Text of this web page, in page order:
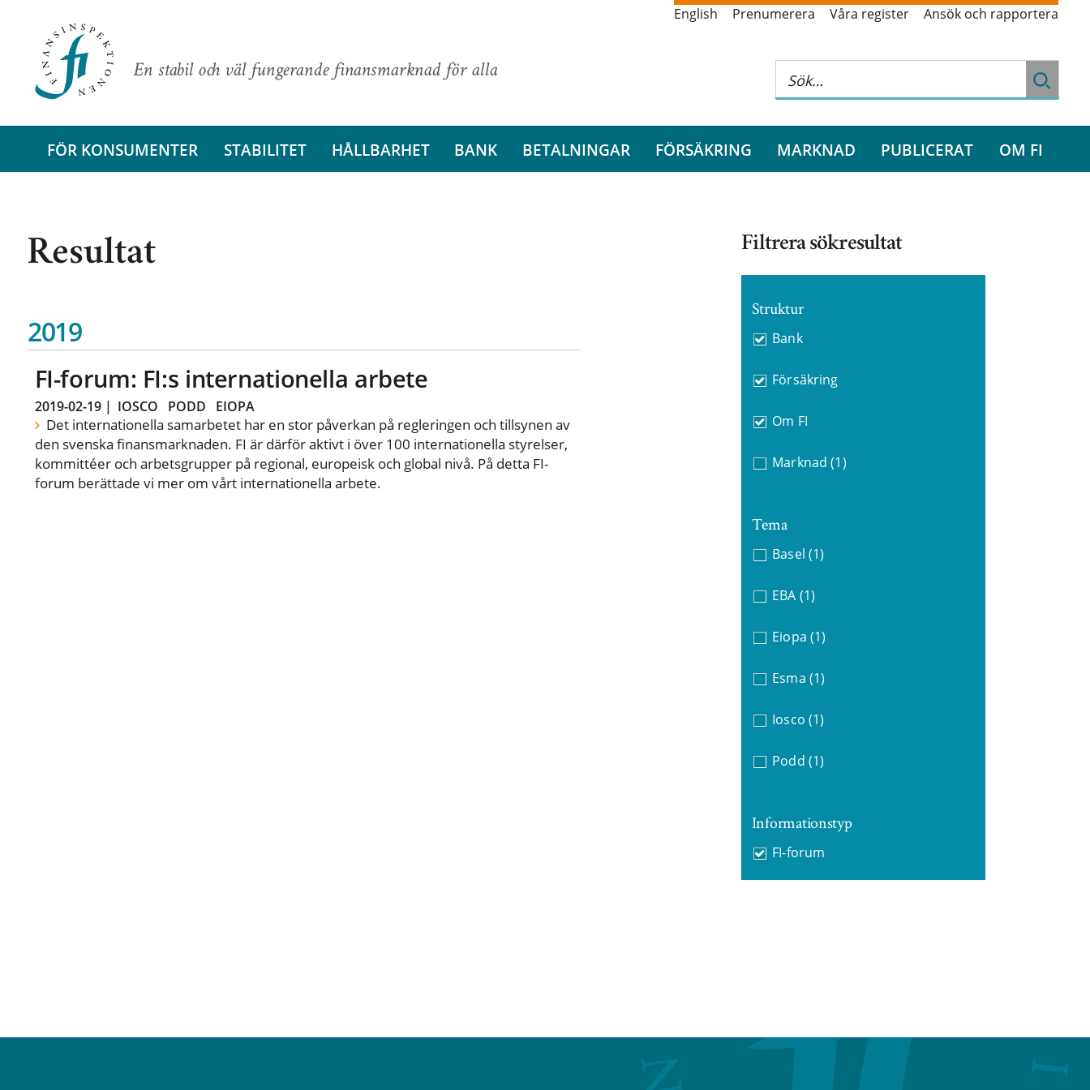
En stabil och väl fungerande finansmarknad för alla
English Prenumerera Våra register Ansök och rapportera
FÖR KONSUMENTER STABILITET HÅLLBARHET BANK BETALNINGAR FÖRSÄKRING MARKNAD PUBLICERAT OM FI
Resultat
2019
FI-forum: FI:s internationella arbete
2019-02-19| IOSCO PODD EIOPA
Det internationella samarbetet har en stor påverkan på regleringen och tillsynen av
den svenska finansmarknaden. FI är därför aktivt i över 100 internationella styrelser,
kommittéer och arbetsgrupper på regional, europeisk och global nivå. På detta FI-
forum berättade vi mer om vårt internationella arbete.
Filtrera sökresultat
Struktur
Bank
Försäkring
Om FI
Marknad (1)
Tema
Basel (1)
EBA (1)
Eiopa (1)
Esma (1)
Iosco (1)
Podd (1)
Informationstyp
FI-forum